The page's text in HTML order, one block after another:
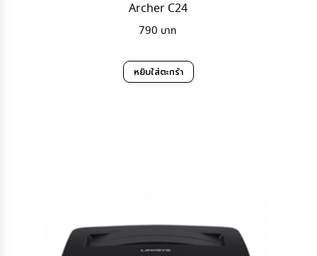
Archer C24
790
หยิบใส่ตะกร้า